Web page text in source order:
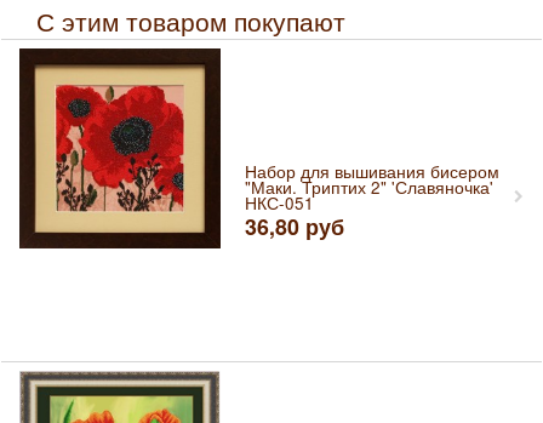
С этим товаром покупают
Набор для вышивания бисером
"Маки. Триптих 2" 'Славяночка'
НКС-051
36,80 руб